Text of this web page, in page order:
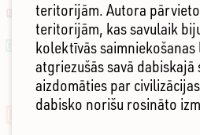
teritorijām. Autora
teritorijām, kas savulaik
kolektīvās
atgriezušās savā
aizdomāties par
dabisko norišu rosināto